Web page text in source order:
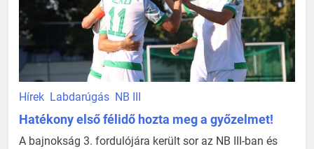
Hírek Labdarúgás NB III
Hatékony első félidő hozta meg a győzelmet!
A bajnokság 3. fordulójára került sor az NB III-ban és